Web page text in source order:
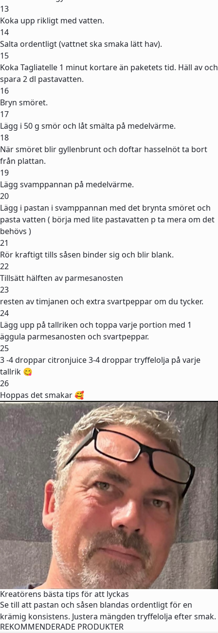
13
Koka upp rikligt med vatten.
14
Salta ordentligt (vattnet ska smaka lätt hav).
15
Koka Tagliatelle 1 minut kortare än paketets tid. Häll av och
spara 2 dl pastavatten.
16
Bryn smöret.
17
Lägg i 50 g smör och låt smälta på medelvärme.
18
När smöret blir gyllenbrunt och doftar hasselnöt ta bort
från plattan.
19
Lägg svamppannan på medelvärme.
20
Lägg i pastan i svamppannan med det brynta smöret och
pasta vatten ( börja med lite pastavatten p ta mera om det
behövs )
21
Rör kraftigt tills såsen binder sig och blir blank.
22
Tillsätt hälften av parmesanosten
23
resten av timjanen och extra svartpeppar om du tycker.
24
Lägg upp på tallriken och toppa varje portion med 1
äggula parmesanosten och svartpeppar.
25
3 -4 droppar citronjuice 3-4 droppar tryffelolja på varje
tallrik 😋
26
Hoppas det smakar 🥰
Kreatörens bästa tips för att lyckas
Se till att pastan och såsen blandas ordentligt för en
krämig konsistens. Justera mängden tryffelolja efter smak.
REKOMMENDERADE PRODUKTER